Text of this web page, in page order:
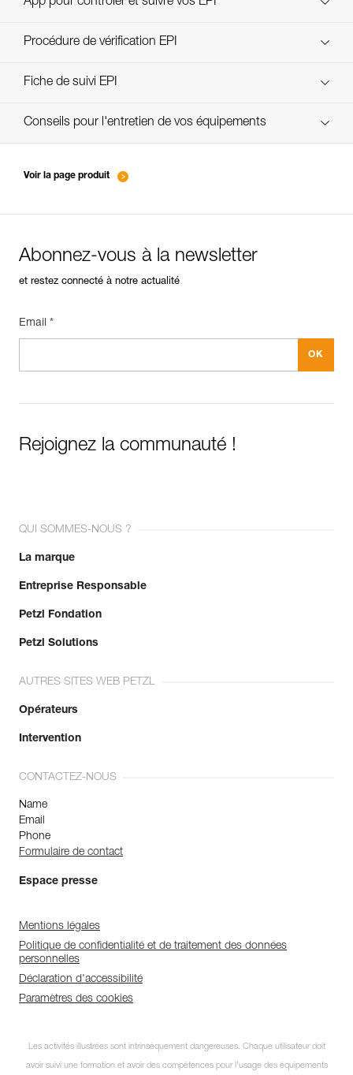
découvrez ePPEcentre
Procédure de vérification EPI
verif-EPI-poulies-procedure-FR
Fiche de suivi EPI
verif-EPI-poulies-suivi-FR
Conseils pour l'entretien de vos équipements
Voir la page produit
Abonnez-vous à la newsletter
et restez connecté à notre actualité
Email *
Rejoignez la communauté !
QUI SOMMES-NOUS ?
La marque
Entreprise Responsable
Petzl Fondation
Petzl Solutions
AUTRES SITES WEB PETZL
Opérateurs
Intervention
CONTACTEZ-NOUS
Name
Email
Phone
Formulaire de contact
Espace presse
Mentions légales
Politique de confidentialité et de traitement des données
personnelles
Déclaration d'accessibilité
Paramètres des cookies
Les activités illustrées sont intrinsèquement dangereuses. Chaque utilisateur doit
avoir suivi une formation et avoir des compétences pour l’usage des équipements